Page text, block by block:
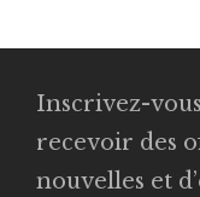
Inscrivez-
recevoir des
nouvelles et